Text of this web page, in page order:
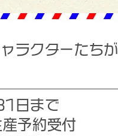
ラクターたちが
日まで
予約受付